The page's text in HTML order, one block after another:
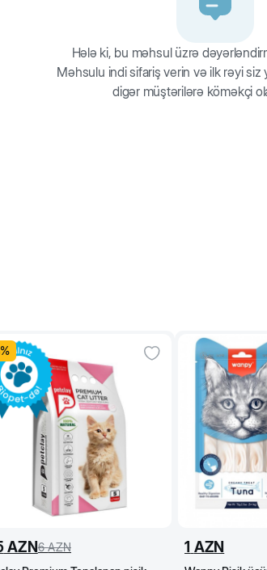
qammasını duymağa kömək edəcək.
olacaq.
185
122 148
Hələ ki, bu məhsul üzrə
Məhsulu indi sifariş verin və ilk rəyi siz
digər müştərilərə köməkçi
%
AZN6 AZN
1 AZN